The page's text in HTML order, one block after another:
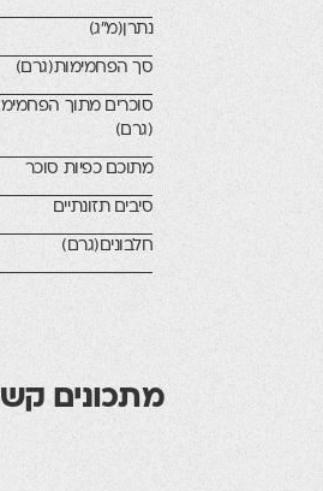
נתרן(מ"ג)
סך הפחמימות(גרם)
סוכרים מתוך הפחמימות
מתוכם כפיות סוכר
סיבים תזונתיים
חלבונים(גרם)
מתכונים קשורים